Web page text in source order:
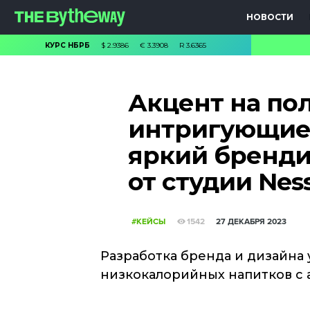
НОВОСТИ
КУРС НБРБ $2.9386 € 3.3908 R3.6365
Акцент на
интригующие
яркий
от студии
#КЕЙСЫ 1542 27 ДЕКАБРЯ 2023
Разработка бренда и дизайна
низкокалорийных напитков с